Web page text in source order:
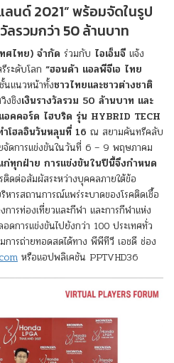
นด์ 2021” พร้อมจัดในรูป
ลรวมกว่า 50 ล้านบาท
ศไทย) จำกัด ร่วมกับ ไอเอ็มจี แจ้ง
ระดับโลก “ฮอนด้า แอลพีจีเอ ไทย
นแนวหน้าทั้งชาวไทยและชาวต่างชาติ
งชิงเงินรางวัลรวม 50 ล้านบาท และ
คคอร์ด ไฮบริด รุ่น HYBRID TECH
โฮลอินวันหลุมที่ 16 ณ สยามคันทรีคลับ
ดการแข่งขันในวันที่ 6 – 9 พฤษภาคม
ก่ทุกฝ่าย การแข่งขันในปีนี้จึงกำหนด
ติดต่อสัมผัสระหว่างบุคคลภายใต้ข้อ
ารสถานการณ์แพร่ระบาดของโรคติดเชื้อ
ารท่องเที่ยวและกีฬา และการกีฬาแห่ง
ดการแข่งขันไปยังกว่า 100 ประเทศทั่ว
ารถ่ายทอดสดได้ทาง พีพีทีวี เอชดี ช่อง
หรือแอปพลิเคชัน PPTVHD36